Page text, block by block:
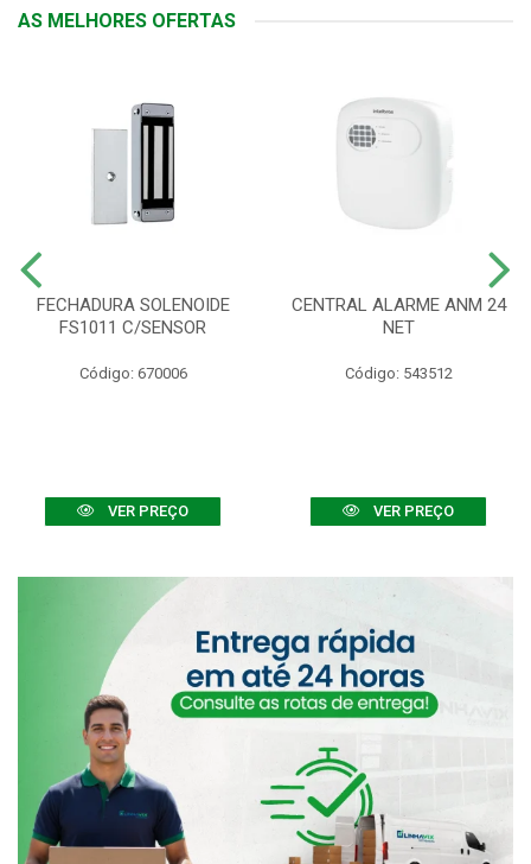
AS MELHORES OFERTAS
FECHADURA SOLENOIDE
FS1011 C/SENSOR
Código: 670006
VER PREÇO
CENTRAL ALARME ANM 24
NET
Código: 543512
VER PREÇO